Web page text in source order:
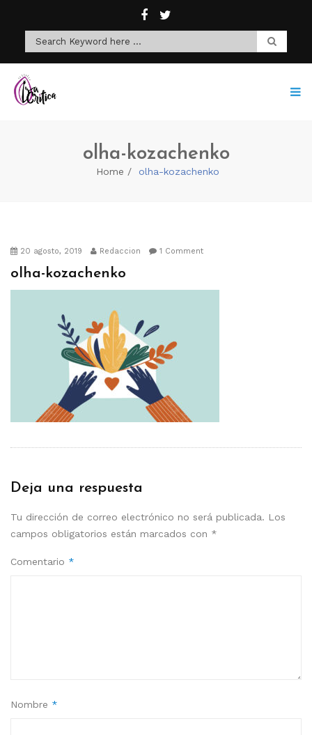
olha-kozachenko
Home olha-kozachenko
20 agosto, 2019 Redaccion 1 Comment
olha-kozachenko
Deja una respuesta
Tu dirección de correo electrónico no será publicada. Los
campos obligatorios están marcados con *
Comentario *
Nombre *